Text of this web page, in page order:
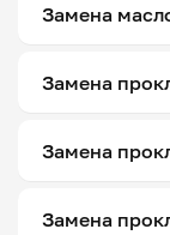
Замена
Замена
Замена
Замена